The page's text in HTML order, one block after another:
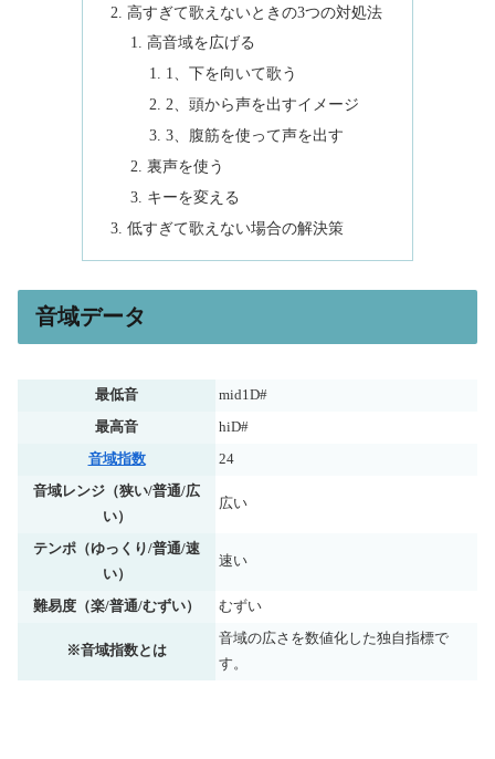
高すぎて歌えないときの3つの対処法
高音域を広げる
1、下を向いて歌う
2、頭から声を出すイメージ
3、腹筋を使って声を出す
裏声を使う
キーを変える
低すぎて歌えない場合の解決策
音域データ
最低音 mid1D#
最高音 hiD#
音域指数 24
音域レンジ（狭い/普通/広
い）
広い
テンポ（ゆっくり/普通/速
い）
速い
難易度（楽/普通/むずい） むずい
※音域指数とは
音域の広さを数値化した独自指標で
す。